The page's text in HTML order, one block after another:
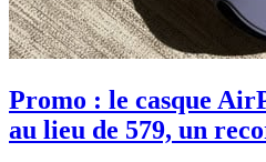
Promo : le casque
au lieu de 579, un